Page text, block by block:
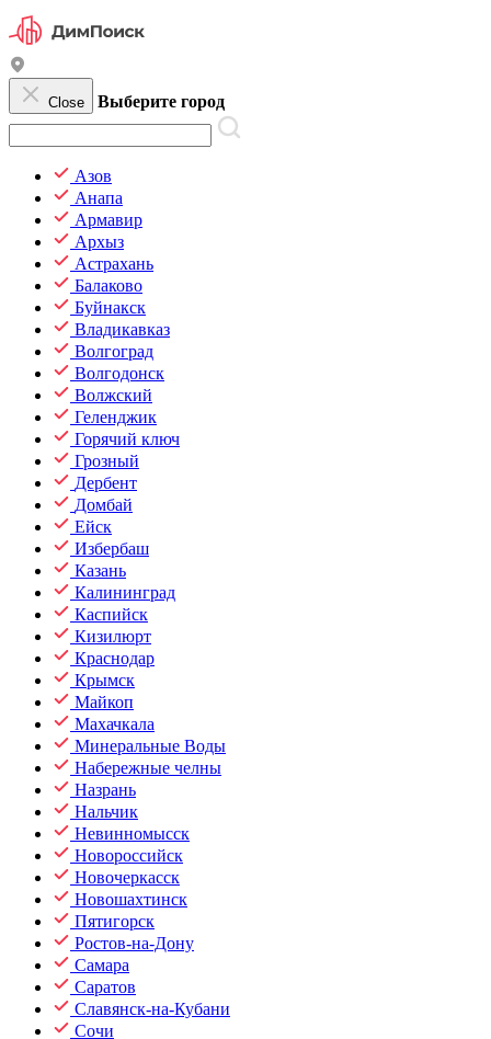
Close Выберите город
Азов
Анапа
Армавир
Архыз
Астрахань
Балаково
Буйнакск
Владикавказ
Волгоград
Волгодонск
Волжский
Геленджик
Горячий ключ
Грозный
Дербент
Домбай
Ейск
Избербаш
Казань
Калининград
Каспийск
Кизилюрт
Краснодар
Крымск
Майкоп
Махачкала
Минеральные Воды
Набережные челны
Назрань
Нальчик
Невинномысск
Новороссийск
Новочеркасск
Новошахтинск
Пятигорск
Ростов-на-Дону
Самара
Саратов
Славянск-на-Кубани
Сочи